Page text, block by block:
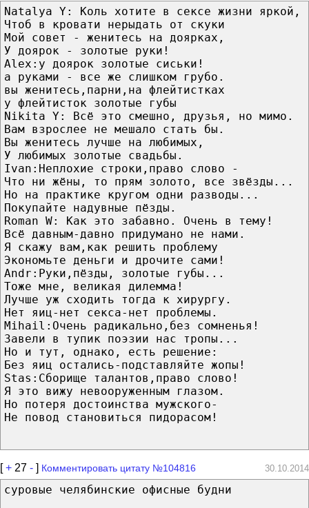
Natalya Y: Коль хотите в сексе жизни яркой,
Чтоб в кровати нерыдать от скуки
Мой совет - женитесь на доярках,
У доярок - золотые руки!
Alex:у доярок золотые сиськи!
а руками - все же слишком грубо.
вы женитесь,парни,на флейтистках
у флейтисток золотые губы
Nikita Y: Всё это смешно, друзья, но мимо.
Вам взрослее не мешало стать бы.
Вы женитесь лучше на любимых,
У любимых золотые свадьбы.
Ivan:Неплохие строки,право слово -
Что ни жёны, то прям золото, все звёзды...
Но на практике кругом одни разводы...
Покупайте надувные пёзды.
Roman W: Как это забавно. Очень в тему!
Всё давным-давно придумано не нами.
Я скажу вам,как решить проблему
Экономьте деньги и дрочите сами!
Andr:Руки,пёзды, золотые губы...
Тоже мне, великая дилемма!
Лучше уж сходить тогда к хирургу.
Нет яиц-нет секса-нет проблемы.
Mihail:Очень радикально,без сомненья!
Завели в тупик поэзии нас тропы...
Но и тут, однако, есть решение:
Без яиц остались-подставляйте жопы!
Stas:Сборище талантов,право слово!
Я это вижу невооруженным глазом.
Но потеря достоинства мужского-
Не повод становиться пидорасом!
[+ 27 - ] Комментировать цитату №104816 30.10.2014
суровые челябинские офисные будни